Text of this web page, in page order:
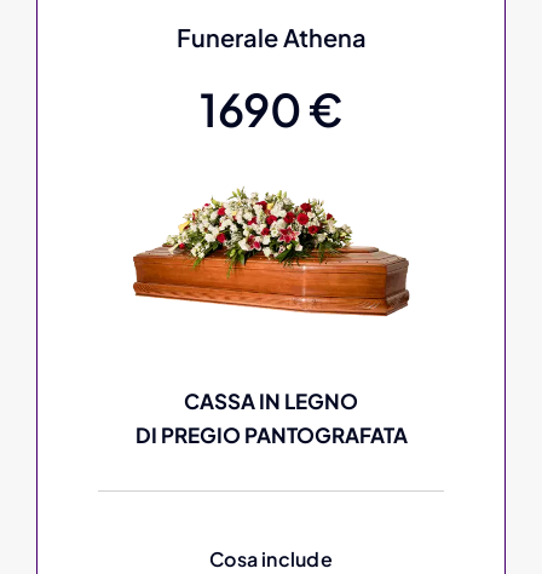
Funerale Athena
1690 €
CASSA IN LEGNO
DI PREGIO PANTOGRAFATA
Cosa include